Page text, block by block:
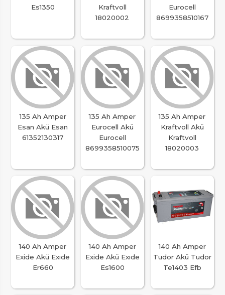
Es1350
Kraftvoll
18020002
Eurocell
8699358510167
135 Ah Amper
Esan Akü Esan
61352130317
135 Ah Amper
Eurocell Akü
Eurocell
8699358510075
135 Ah Amper
Kraftvoll Akü
Kraftvoll
18020003
140 Ah Amper
Exide Akü Exıde
Er660
140 Ah Amper
Exide Akü Exıde
Es1600
140 Ah Amper
Tudor Akü Tudor
Te1403 Efb